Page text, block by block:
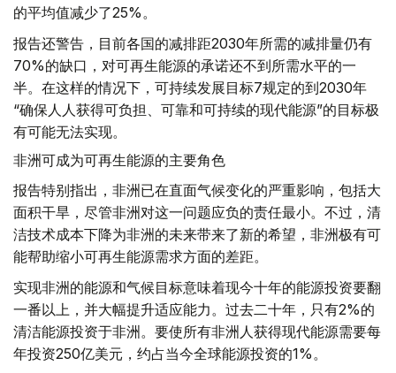
的平均值减少了25%。
报告还警告，目前各国的减排距2030年所需的减排量仍有
70%的缺口，对可再生能源的承诺还不到所需水平的一
半。在这样的情况下，可持续发展目标7规定的到2030年
“确保人人获得可负担、可靠和可持续的现代能源”的目标极
有可能无法实现。
非洲可成为可再生能源的主要角色
报告特别指出，非洲已在直面气候变化的严重影响，包括大
面积干旱，尽管非洲对这一问题应负的责任最小。不过，清
洁技术成本下降为非洲的未来带来了新的希望，非洲极有可
能帮助缩小可再生能源需求方面的差距。
实现非洲的能源和气候目标意味着现今十年的能源投资要翻
一番以上，并大幅提升适应能力。过去二十年，只有2%的
清洁能源投资于非洲。要使所有非洲人获得现代能源需要每
年投资250亿美元，约占当今全球能源投资的1%。